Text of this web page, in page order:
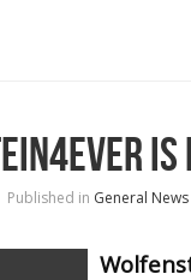
IS
Published in General News